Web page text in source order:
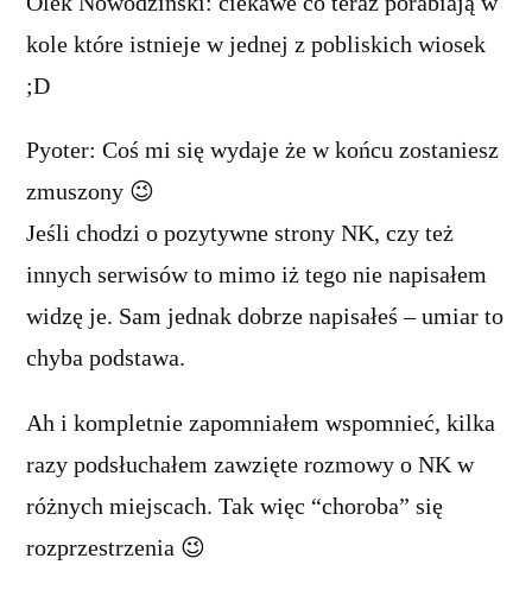
kole które istnieje w jednej z pobliskich wiosek
;D
Pyoter: Coś mi się wydaje że w końcu zostaniesz
zmuszony 😉
Jeśli chodzi o pozytywne strony NK, czy też
innych serwisów to mimo iż tego nie napisałem
widzę je. Sam jednak dobrze napisałeś – umiar to
chyba podstawa.
Ah i kompletnie zapomniałem wspomnieć, kilka
razy podsłuchałem zawzięte rozmowy o NK w
różnych miejscach. Tak więc “choroba” się
rozprzestrzenia 😉